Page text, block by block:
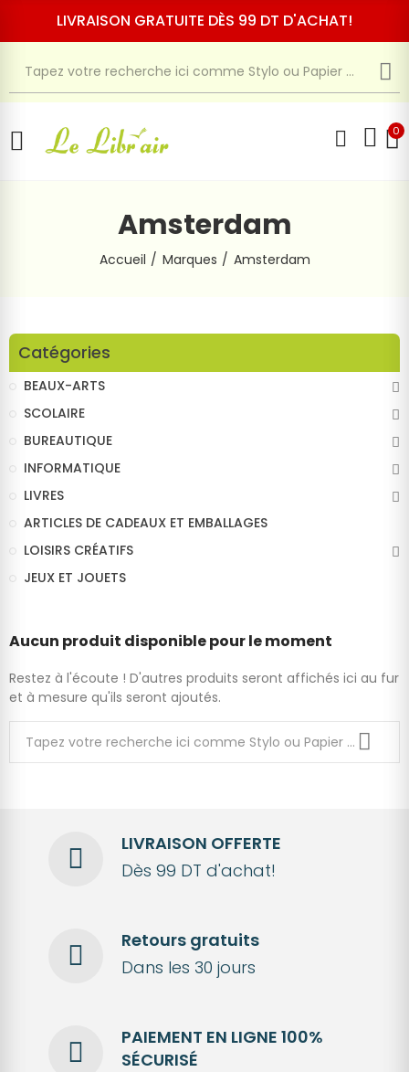
LIVRAISON GRATUITE DÈS 99 DT D'ACHAT!
0
Amsterdam
Accueil Marques Amsterdam
Aucun produit disponible pour le moment
Restez à l'écoute ! D'autres produits seront affichés ici au fur
et à mesure qu'ils seront ajoutés.
Catégories
BEAUX-ARTS
SCOLAIRE
BUREAUTIQUE
INFORMATIQUE
LIVRES
ARTICLES DE CADEAUX ET EMBALLAGES
LOISIRS CRÉATIFS
JEUX ET JOUETS
LIVRAISON OFFERTE
Dès 99 DT d'achat!
Retours gratuits
Dans les 30 jours
PAIEMENT EN LIGNE 100%
SÉCURISÉ